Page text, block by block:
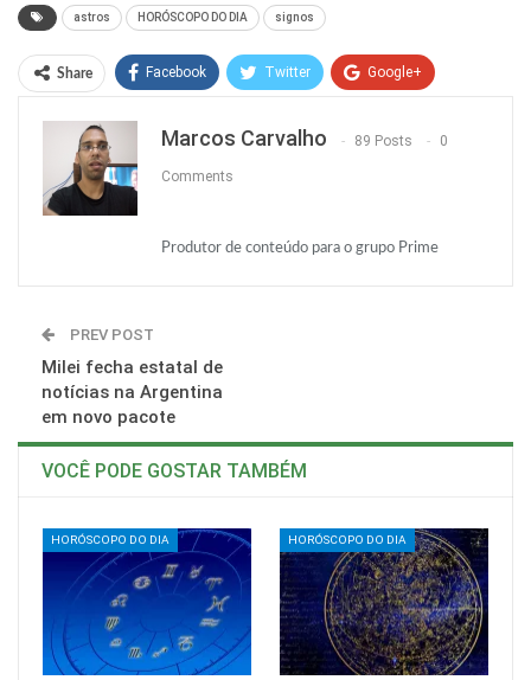
astros HORÓSCOPO DO DIA signos
Share Facebook Twitter Google+
O email
Marcos Carvalho 89 Posts 0
Comments
Produtor de conteúdo para o grupo Prime
PREV POST
Milei fecha estatal de
notícias na Argentina
em novo pacote
VOCÊ PODE GOSTAR TAMBÉM
HORÓSCOPO DO DIA HORÓSCOPO DO DIA